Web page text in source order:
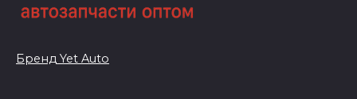
Бренд Yet Auto